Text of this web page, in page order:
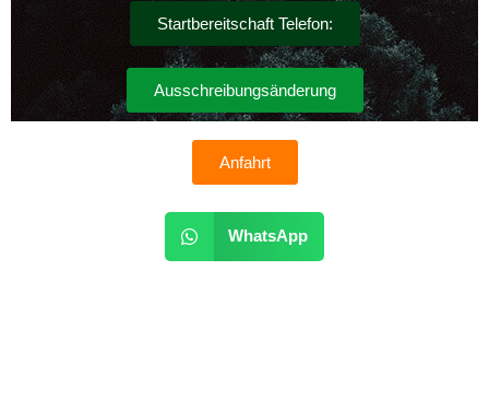
Startbereitschaft Telefon:
Ausschreibungsänderung
Anfahrt
WhatsApp